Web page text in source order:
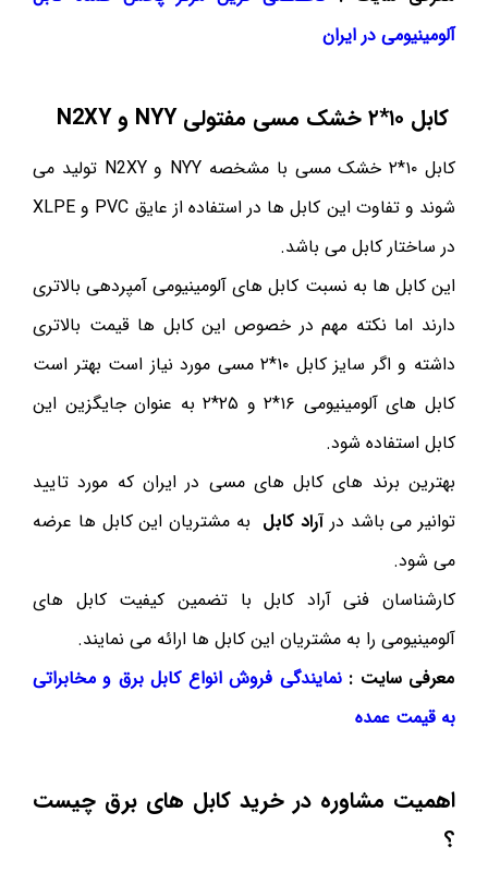
آلومینیومی در ایران
کابل ۱۰*۲ خشک مسی مفتولی NYY وN2XY
کابل ۱۰*۲ خشک مسی با مشخصه NYY و N2XY تولید می
شوند و تفاوت این کابل ها در استفاده از عایق PVC و XLPE
در ساختار کابل می باشد.
این کابل ها به نسبت کابل های آلومینیومی آمپردهی بالاتری
دارند اما نکته مهم در خصوص این کابل ها قیمت بالاتری
داشته و اگر سایز کابل ۱۰*۲ مسی مورد نیاز است بهتر است
کابل های آلومینیومی ۱۶*۲ و ۲۵*۲ به عنوان جایگزین این
کابل استفاده شود.
بهترین برند های کابل های مسی در ایران که مورد تایید
توانیر می باشد درآراد کابل به مشتریان این کابل ها عرضه
می شود.
کارشناسان فنی آراد کابل با تضمین کیفیت کابل های
آلومینیومی را به مشتریان این کابل ها ارائه می نمایند.
معرفی سایت :نمایندگی فروش انواع کابل برق و مخابراتی
به قیمت عمده
اهمیت مشاوره در خرید کابل های برق چیست
؟